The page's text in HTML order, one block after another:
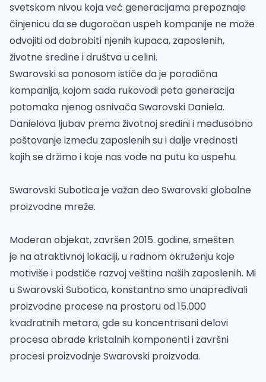
svetskom nivou koja već generacijama prepoznaje
činjenicu da se dugoročan uspeh kompanije ne može
odvojiti od dobrobiti njenih kupaca, zaposlenih,
životne sredine i društva u celini.
Swarovski sa ponosom ističe da je porodična
kompanija, kojom sada rukovodi peta generacija
potomaka njenog osnivača Swarovski Daniela.
Danielova ljubav prema životnoj sredini i međusobno
poštovanje između zaposlenih su i dalje vrednosti
kojih se držimo i koje nas vode na putu ka uspehu.
Swarovski Subotica je važan deo Swarovski globalne
proizvodne mreže.
Moderan objekat, završen 2015. godine, smešten
je na atraktivnoj lokaciji, u radnom okruženju koje
motiviše i podstiče razvoj veština naših zaposlenih. Mi
u Swarovski Subotica, konstantno smo unapređivali
proizvodne procese na prostoru od 15.000
kvadratnih metara, gde su koncentrisani delovi
procesa obrade kristalnih komponenti i završni
procesi proizvodnje Swarovski proizvoda.